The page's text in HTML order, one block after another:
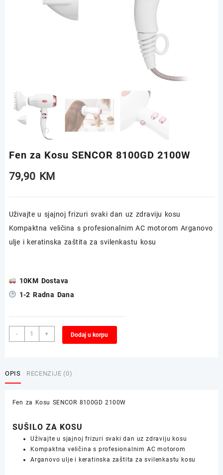
Fen za Kosu SENCOR 8100GD 2100W
79,90 KM
Uživajte u sjajnoj frizuri svaki dan uz zdraviju kosu
Kompaktna veličina s profesionalnim AC motorom Arganovo
ulje i keratinska zaštita za svilenkastu kosu
10KM Dostava
1-2 Radna Dana
-
Fen
za
8100GD
+ Dodaj u korpu
OPIS RECENZIJE (0)
Fen za Kosu SENCOR 8100GD 2100W
SUŠILO ZA KOSU
Uživajte u sjajnoj frizuri svaki dan uz zdraviju kosu
Kompaktna veličina s profesionalnim AC motorom
Arganovo ulje i keratinska zaštita za svilenkastu kosu